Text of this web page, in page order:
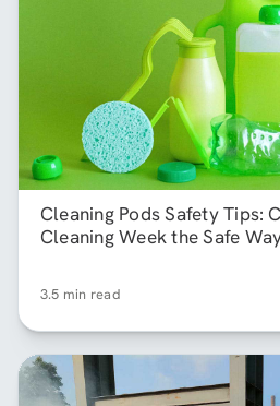
Cleaning Pods Safety Tips:
Cleaning Week the Safe
3.5 min read